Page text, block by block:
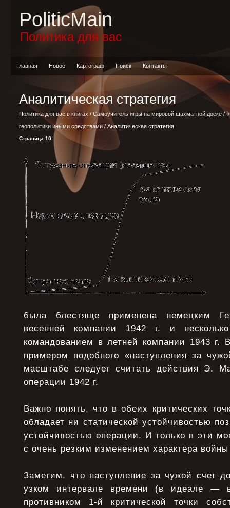
PoliticMain
Политика для вас
Главная Новое Картограф Поиск Контакты
Аналитическая стратегия
Политика для вас в книгах / Самоучитель игры на мировой шахматной доске /
геополитики иными средствами / Аналитическая стратегия
Страница 10
была блестяще применена немецким
весенней компании 1942 г. и несколько
командованием в летней компании 1943
примером подобного «наступления за
масштабе следует считать действия Э.
операции 1942 г.
Важно понять, что в обеих критических
обладает ни статической устойчивостью
устойчивостью операции. И только в эти
с очень резким изменением характера
Заметим, что наступление за чужой счет
узком интервале времени (в идеале —
противником 1-й критической точки